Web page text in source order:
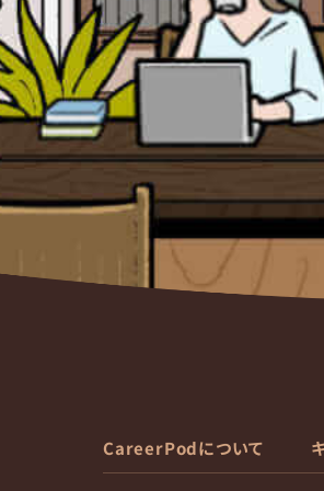
CareerPodについて